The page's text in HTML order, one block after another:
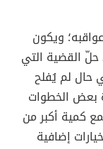
ويكون
حلّ القضية التي
حال لم يُفلح
بعض الخطوات
كمية أكبر من
إضافية